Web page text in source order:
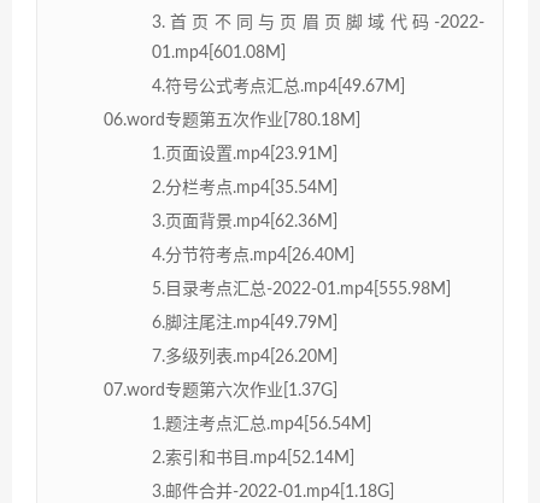
3.首页不同与页眉页脚域代码-2022-
01.mp4[601.08M]
4.符号公式考点汇总.mp4[49.67M]
06.word专题第五次作业[780.18M]
1.页面设置.mp4[23.91M]
2.分栏考点.mp4[35.54M]
3.页面背景.mp4[62.36M]
4.分节符考点.mp4[26.40M]
5.目录考点汇总-2022-01.mp4[555.98M]
6.脚注尾注.mp4[49.79M]
7.多级列表.mp4[26.20M]
07.word专题第六次作业[1.37G]
1.题注考点汇总.mp4[56.54M]
2.索引和书目.mp4[52.14M]
3.邮件合并-2022-01.mp4[1.18G]